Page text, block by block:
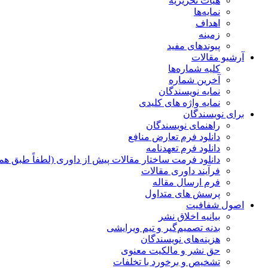
نمایه‌ها
اهداف
زمینه
پیوندهای مفید
آرشیو مقالات
کلیه شماره‌ها
آخرین شماره
نمایه نویسندگان
نمایه واژه های کلیدی
برای نویسندگان
راهنمای نویسندگان
دانلود فرم تعارض منافع
دانلود فرم تعهدنامه
دانلود فرمت ساختار مقالات پیش از داوری (لطفاً طبق
فرآیند داوری مقالات
فرم ارسال مقاله
پرسش های متداول
اصول شفافیت
بیانیه اخلاق نشر
بدنه تصمیم‌گیر و تیم ویرایشی
هزینه‌های نویسندگان
حق نشر و مالکیت معنوی
تشخیص و برخورد با تخلفات